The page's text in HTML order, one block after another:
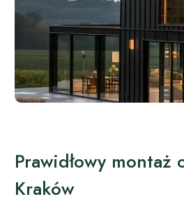
Prawidłowy montaż
Kraków